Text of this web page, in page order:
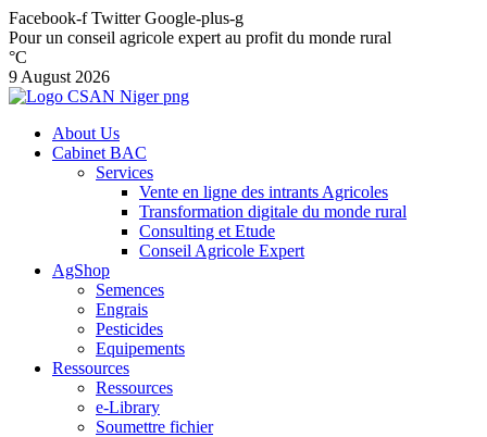
Facebook-f Twitter Google-plus-g
Pour un conseil agricole expert au profit du monde rural
°C
9 August 2026
About Us
Cabinet BAC
Services
Vente en ligne des intrants Agricoles
Transformation digitale du monde rural
Consulting et Etude
Conseil Agricole Expert
AgShop
Semences
Engrais
Pesticides
Equipements
Ressources
Ressources
e-Library
Soumettre fichier